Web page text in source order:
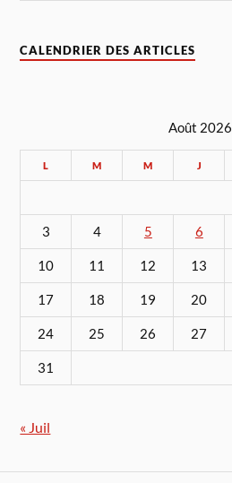
CALENDRIER DES ARTICLES
Août 2026
L M M J
3 4 5 6
10 11 12 13
17 18 19 20
24 25 26 27
31
« Juil